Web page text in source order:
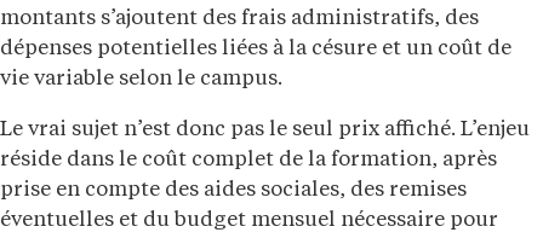
montants s’ajoutent des frais administratifs, des
dépenses potentielles liées à la césure et un coût de
vie variable selon le campus.
Le vrai sujet n’est donc pas le seul prix affiché. L’enjeu
réside dans le coût complet de la formation, après
prise en compte des aides sociales, des remises
éventuelles et du budget mensuel nécessaire pour